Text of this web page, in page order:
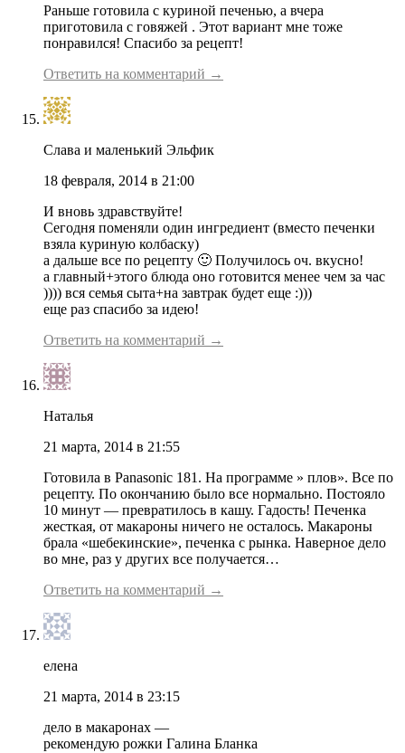
Раньше готовила с куриной печенью, а вчера
приготовила с говяжей . Этот вариант мне тоже
понравился! Спасибо за рецепт!
Ответить на комментарий →
Слава и маленький Эльфик
18 февраля, 2014 в 21:00
И вновь здравствуйте!
Сегодня поменяли один ингредиент (вместо печенки
взяла куриную колбаску)
а дальше все по рецепту 🙂 Получилось оч. вкусно!
а главный+этого блюда оно готовится менее чем за час
)))) вся семья сыта+на завтрак будет еще :)))
еще раз спасибо за идею!
Ответить на комментарий →
Наталья
21 марта, 2014 в 21:55
Готовила в Panasonic 181. На программе » плов». Все по
рецепту. По окончанию было все нормально. Постояло
10 минут — превратилось в кашу. Гадость! Печенка
жесткая, от макароны ничего не осталось. Макароны
брала «шебекинские», печенка с рынка. Наверное дело
во мне, раз у других все получается…
Ответить на комментарий →
елена
21 марта, 2014 в 23:15
дело в макаронах —
рекомендую рожки Галина Бланка